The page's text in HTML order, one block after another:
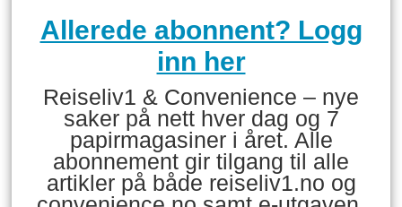
Allerede abonnent? Logg
inn her
Reiseliv1 & Convenience – nye
saker på nett hver dag og 7
papirmagasiner i året. Alle
abonnement gir tilgang til alle
artikler på både reiseliv1.no og